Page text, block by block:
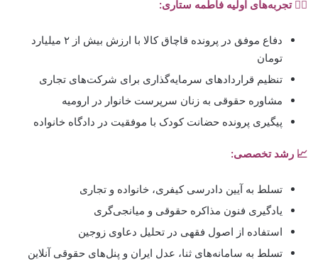
🧑‍⚖️ تجربه‌های اولیه فاطمه ستاری:
دفاع موفق در پرونده قاچاق کالا با ارزش بیش از ۲ میلیارد
تومان
تنظیم قراردادهای سرمایه‌گذاری برای شرکت‌های تجاری
مشاوره حقوقی به زنان سرپرست خانوار در ارومیه
پیگیری پرونده حضانت کودک با موفقیت در دادگاه خانواده
📈 رشد تخصصی:
تسلط به آیین دادرسی کیفری، خانواده و تجاری
یادگیری فنون مذاکره حقوقی و میانجی‌گری
استفاده از اصول فقهی در تحلیل دعاوی زوجین
تسلط به سامانه‌های ثنا، عدل ایران و پنل‌های حقوقی آنلاین